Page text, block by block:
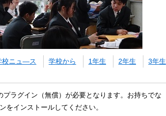
校ニュ―ス 学校から 1年生 2年生 3年生
ラグイン（無償）が必要となります。お持ちでな
をインストールしてください。